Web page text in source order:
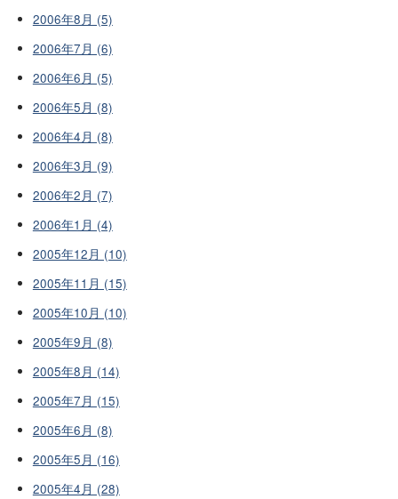
2006年8月 (5)
2006年7月 (6)
2006年6月 (5)
2006年5月 (8)
2006年4月 (8)
2006年3月 (9)
2006年2月 (7)
2006年1月 (4)
2005年12月 (10)
2005年11月 (15)
2005年10月 (10)
2005年9月 (8)
2005年8月 (14)
2005年7月 (15)
2005年6月 (8)
2005年5月 (16)
2005年4月 (28)